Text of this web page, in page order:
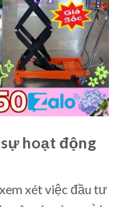
hoạt động
xét việc đầu tư